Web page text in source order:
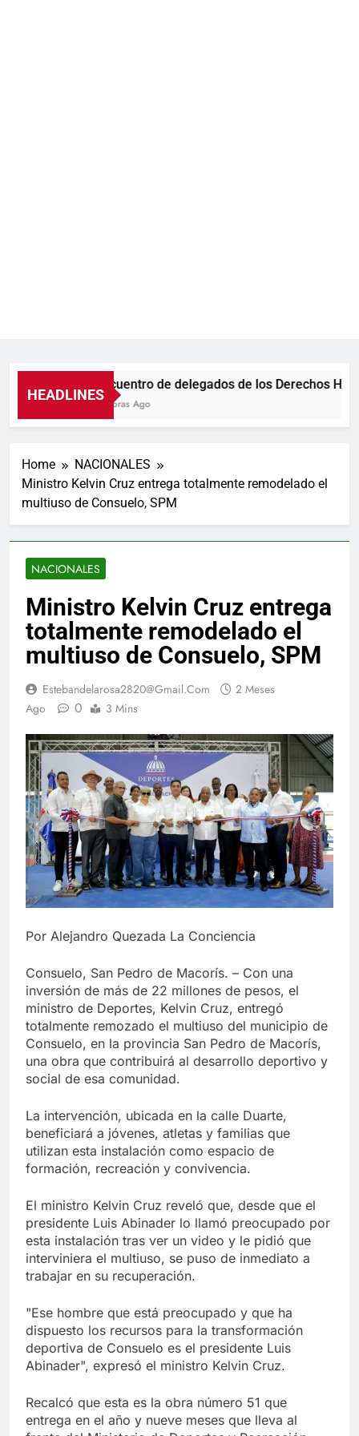
HEADLINES
Encuentro de delegados de los Derechos
4 Horas Ago
Home
NACIONALES
Ministro Kelvin Cruz entrega totalmente remodelado el
multiuso de Consuelo, SPM
NACIONALES
Ministro Kelvin Cruz entrega
totalmente remodelado el
multiuso de Consuelo, SPM
Estebandelarosa2820@gmail.com
2 Meses
Ago
0 3 Mins
Por Alejandro Quezada La Conciencia
Consuelo, San Pedro de Macorís. – Con una
inversión de más de 22 millones de pesos, el
ministro de Deportes, Kelvin Cruz, entregó
totalmente remozado el multiuso del municipio de
Consuelo, en la provincia San Pedro de Macorís,
una obra que contribuirá al desarrollo deportivo y
social de esa comunidad.
La intervención, ubicada en la calle Duarte,
beneficiará a jóvenes, atletas y familias que
utilizan esta instalación como espacio de
formación, recreación y convivencia.
El ministro Kelvin Cruz reveló que, desde que el
presidente Luis Abinader lo llamó preocupado por
esta instalación tras ver un video y le pidió que
interviniera el multiuso, se puso de inmediato a
trabajar en su recuperación.
"Ese hombre que está preocupado y que ha
dispuesto los recursos para la transformación
deportiva de Consuelo es el presidente Luis
Abinader", expresó el ministro Kelvin Cruz.
Recalcó que esta es la obra número 51 que
entrega en el año y nueve meses que lleva al